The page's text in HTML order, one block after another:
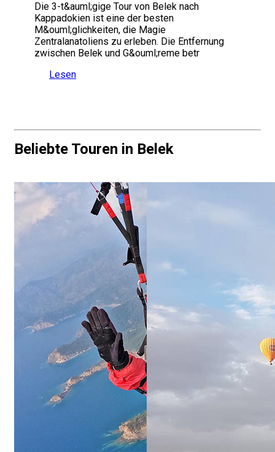
Die 3-t&auml;gige Tour von Belek nach
Kappadokien ist eine der besten
M&ouml;glichkeiten, die Magie
Zentralanatoliens zu erleben. Die Entfernung
zwischen Belek und G&ouml;reme betr
Lesen
Beliebte Touren in Belek